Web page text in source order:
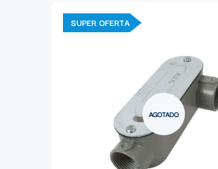
SUPER OFERTA
AGOTADO